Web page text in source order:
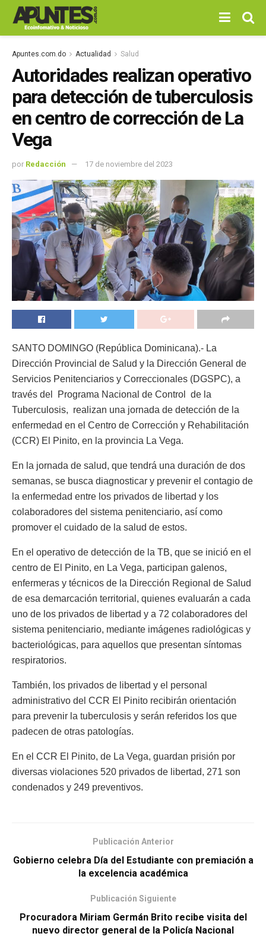
Apuntes.com.do Actualidad Salud
Autoridades realizan operativo
para detección de tuberculosis
en centro de corrección de La
Vega
por Redacción 17 de noviembre del 2023
SANTO DOMINGO (República Dominicana).- La
Dirección Provincial de Salud y la Dirección General de
Servicios Penitenciarios y Correccionales (DGSPC), a
través del Programa Nacional de Control de la
Tuberculosis, realizan una jornada de detección de la
enfermedad en el Centro de Corrección y Rehabilitación
(CCR) El Pinito, en la provincia La Vega.
En la jornada de salud, que tendrá una duración de dos
semanas, se busca diagnosticar y prevenir el contagio de
la enfermedad entre los privados de libertad y los
colaboradores del sistema penitenciario, así como
promover el cuidado de la salud de estos.
En el operativo de detección de la TB, que se inició en el
centro de El Pinito, en La Vega, participan galenos,
enfermeras y técnicos de la Dirección Regional de Salud
de esa demarcación territorial, quienes evaluarán a cada
uno de los privados de libertad y a 72 colaboradores del
sistema penitenciario, mediante imágenes radiológicas y
bacteriológicas, para aquellos que presentan síntomas
respiratorios.
También, los privados de libertad y el personal
administrativo del CCR El Pinito recibirán orientación
para prevenir la tuberculosis y serán referidos los que
padecen de otras patologías.
En el CCR El Pinito, de La Vega, guardan prisión por
diversas violaciones 520 privados de libertad, 271 son
condenados y 249 preventivos.
Publicación Anterior
Gobierno celebra Día del Estudiante con premiación a
la excelencia académica
Publicación Siguiente
Procuradora Miriam Germán Brito recibe visita del
nuevo director general de la Policía Nacional